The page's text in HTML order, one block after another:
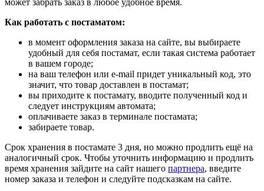
может забрать заказ в любое удобное время.
Как работать с постаматом:
в момент оформления заказа на сайте, вы выбираете
удобный для себя постамат, если такая система работает
в вашем городе;
на ваш телефон или e-mail придет уникальный код, это
значит, что товар доставлен в постамат;
вы приходите к постамату, вводите полученный код и
следует инструкциям автомата;
оплачиваете заказ в терминале постамата;
забираете товар.
Срок хранения в постамате 3 дня, но можно продлить ещё на
аналогичный срок. Чтобы уточнить информацию и продлить
время хранения зайдите на сайт нашего партнера, введите
номер заказа и телефон и следуйте подсказкам на сайте.